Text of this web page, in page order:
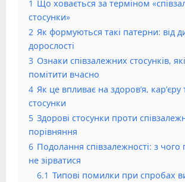
1 Що ховається за терміном
стосунки»
2 Як формуються такі патерни: від
дорослості
3 Ознаки співзалежних стосунків,
помітити вчасно
4 Як це впливає на здоров’я, кар’єру
стосунки
5 Здорові стосунки проти
порівняння
6 Подолання співзалежності: з чого
не зірватися
6.1 Типові помилки при спробах